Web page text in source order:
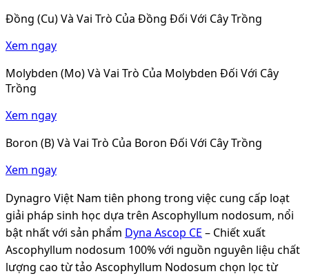
Đồng (Cu) Và Vai Trò Của Đồng Đối Với Cây Trồng
Xem ngay
Molybden (Mo) Và Vai Trò Của Molybden Đối Với Cây
Trồng
Xem ngay
Boron (B) Và Vai Trò Của Boron Đối Với Cây Trồng
Xem ngay
Dynagro Việt Nam tiên phong trong việc cung cấp loạt
giải pháp sinh học dựa trên Ascophyllum nodosum, nổi
bật nhất với sản phẩm Dyna Ascop CE – Chiết xuất
Ascophyllum nodosum 100% với nguồn nguyên liệu chất
lượng cao từ tảo Ascophyllum Nodosum chọn lọc từ